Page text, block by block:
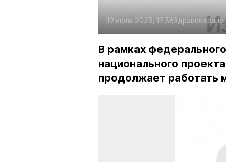
19 июля 2023, 17:36
В рамках
национального
продолжает работать